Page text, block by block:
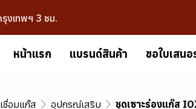
งเทพฯ 3 ชม.
หน้าแรก แบรนด์สินค้า ขอใบเสนอ
ชื่อมแก๊ส อุปกรณ์เสริม ชุดเซาะร่องแก๊ส